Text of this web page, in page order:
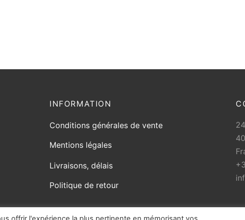
INFORMATION
Conditions générales de vente
Mentions légales
Livraisons, délais
Politique de retour